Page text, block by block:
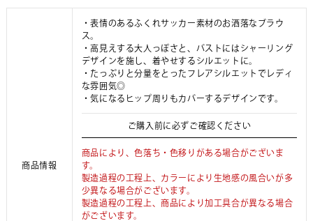
商品情報
・表情のあるふくれサッカー素材のお洒落なブラウ
ス。
・高見えする大人っぽさと、バストにはシャーリング
デザインを施し、着やせするシルエットに。
・たっぷりと分量をとったフレアシルエットでレディ
な雰囲気◎
・気になるヒップ周りもカバーするデザインです。
ご購入前に必ずご確認ください
商品により、色落ち・色移りがある場合がございま
す。
製造過程の工程上、カラーにより生地感の風合いが多
少異なる場合がございます。
製造過程の工程上、商品により加工具合が異なる場合
がございます。